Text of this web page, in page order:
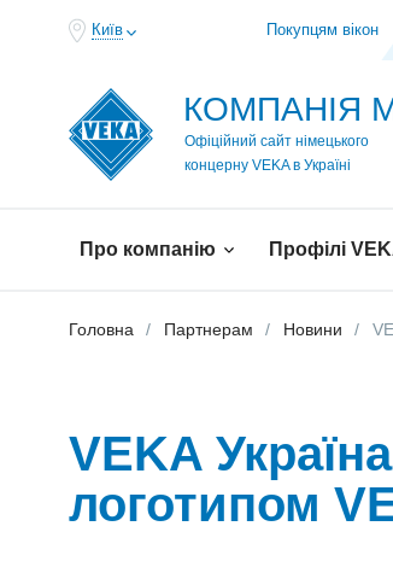
Київ Покупцям вікон
КОМПАНІЯ
Офіційний сайт німецького
концерну VEKA в Україні
Про компанію Профілі
Головна Партнерам Новини
VEKA
логотипом